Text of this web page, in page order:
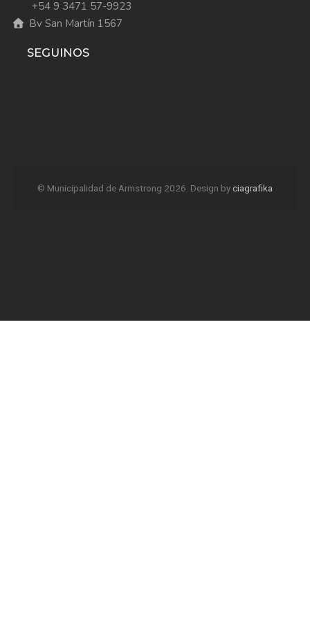
+54 9 3471 57-9923
Bv San Martín 1567
SEGUINOS
© Municipalidad de Armstrong 2026. Design byciagrafika